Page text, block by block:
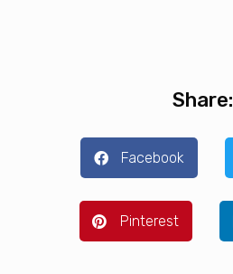
Share:
Facebook
Pinterest